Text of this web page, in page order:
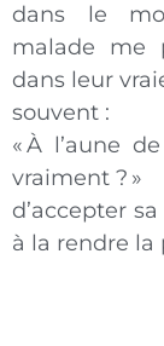
dans le
malade me
dans leur
souvent :
« À l’aune
vraiment ?
d’accepter
à la rendre la